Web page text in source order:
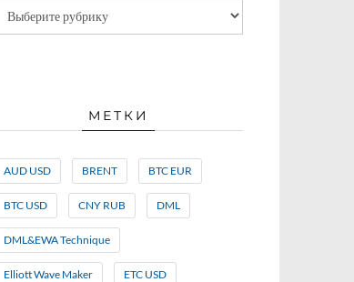
МЕТКИ
AUD USD BRENT BTC EUR
BTC USD CNY RUB DML
DML&EWA Technique
Elliott Wave Maker ETC USD